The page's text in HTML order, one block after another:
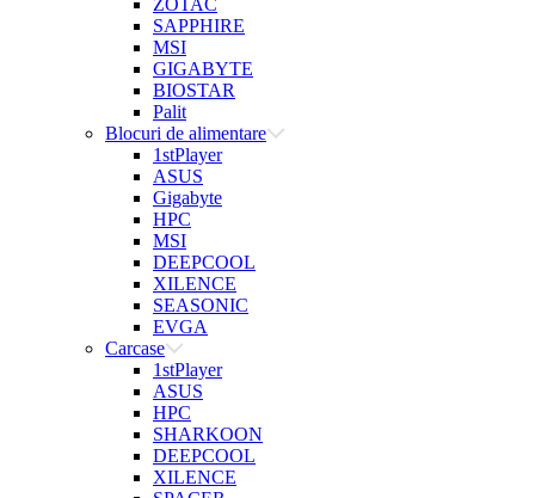
ZOTAC
SAPPHIRE
MSI
GIGABYTE
BIOSTAR
Palit
Blocuri de alimentare
1stPlayer
ASUS
Gigabyte
HPC
MSI
DEEPCOOL
XILENCE
SEASONIC
EVGA
Carcase
1stPlayer
ASUS
HPC
SHARKOON
DEEPCOOL
XILENCE